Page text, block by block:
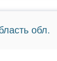
обл.